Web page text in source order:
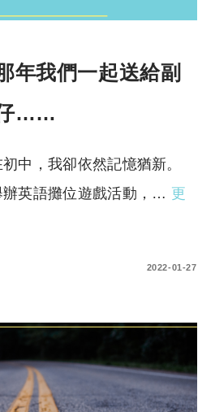
年我們一起送給副
仔……
中，我卻依然記憶猶新。
英語攤位遊戲活動，… 更
2022-01-27